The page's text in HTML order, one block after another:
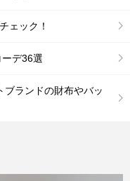
ェック！
ーデ36選
ランドの財布やバッ